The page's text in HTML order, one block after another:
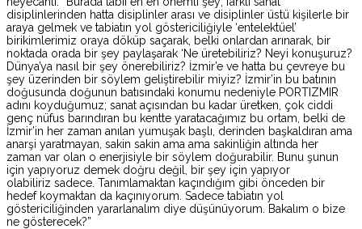
disiplinlerinden hatta disiplinler arası ve disiplinler üstü kişilerle bir
araya gelmek ve tabiatın yol göstericiliğiyle ‘entelektüel’
birikimlerimiz oraya döküp saçarak, belki onlardan arınarak, bir
noktada orada bir şey paylaşarak ‘Ne üretebiliriz? Neyi konuşuruz?
Dünya’ya nasıl bir şey önerebiliriz? İzmir’e ve hatta bu çevreye bu
şey üzerinden bir söylem geliştirebilir miyiz? İzmir’in bu batının
doğusunda doğunun batısındaki konumu nedeniyle PORTIZMIR
adını koyduğumuz; sanat açısından bu kadar üretken, çok ciddi
genç nüfus barındıran bu kentte yaratacağımız bu ortam, belki de
İzmir’in her zaman anılan yumuşak başlı, derinden başkaldıran ama
anarşi yaratmayan, sakin sakin ama ama sakinliğin altında her
zaman var olan o enerjisiyle bir söylem doğurabilir. Bunu şunun
için yapıyoruz demek doğru değil, bir şey için yapıyor
olabiliriz sadece. Tanımlamaktan kaçındığım gibi önceden bir
hedef koymaktan da kaçınıyorum. Sadece tabiatın yol
göstericiliğinden yararlanalım diye düşünüyorum. Bakalım o bize
ne gösterecek?”